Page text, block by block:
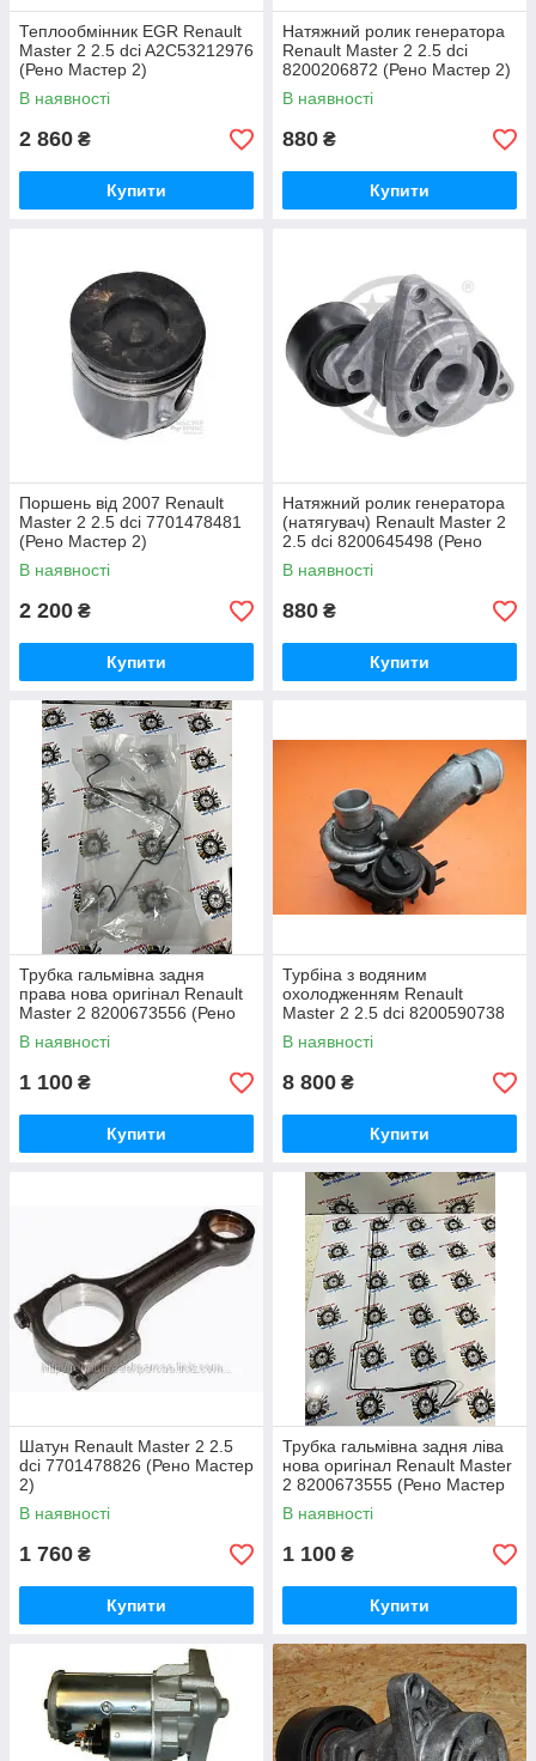
Теплообмінник EGR Renault
Master 2 2.5 dci A2C53212976
(Рено Мастер 2)
В наявності
2 860 ₴
Купити
Натяжний ролик генератора
Renault Master 2 2.5 dci
8200206872 (Рено Мастер 2)
В наявності
880 ₴
Купити
Поршень від 2007 Renault
Master 2 2.5 dci 7701478481
(Рено Мастер 2)
В наявності
2 200 ₴
Купити
Натяжний ролик генератора
(натягувач) Renault Master 2
2.5 dci 8200645498 (Рено
Мастер 2)
В наявності
880 ₴
Купити
Трубка гальмівна задня
права нова оригінал Renault
Master 2 8200673556 (Рено
Мастер 2) 1998-2010
В наявності
1 100 ₴
Купити
Турбіна з водяним
охолодженням Renault
Master 2 2.5 dci 8200590738
(Рено Мастер 2)
В наявності
8 800 ₴
Купити
Шатун Renault Master 2 2.5
dci 7701478826 (Рено Мастер
2)
В наявності
1 760 ₴
Купити
Трубка гальмівна задня ліва
нова оригінал Renault Master
2 8200673555 (Рено Мастер
2) 1998-2010
В наявності
1 100 ₴
Купити